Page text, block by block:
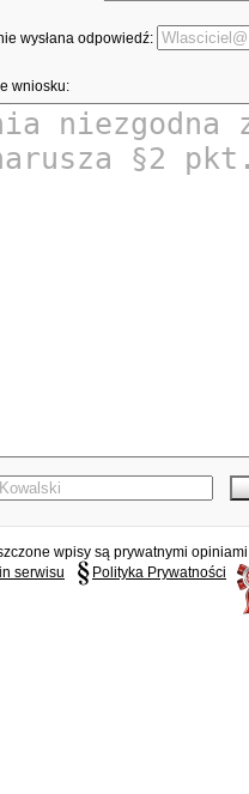
wysłana odpowiedź:
wniosku:
wpisy są prywatnymi
serwisu
Polityka Prywatności